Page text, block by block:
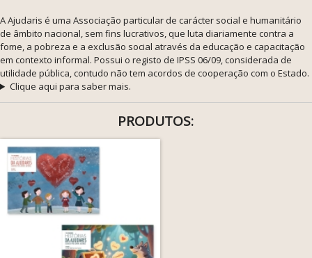
A Ajudaris é uma Associação particular de carácter social e humanitário
de âmbito nacional, sem fins lucrativos, que luta diariamente contra a
fome, a pobreza e a exclusão social através da educação e capacitação
em contexto informal. Possui o registo de IPSS 06/09, considerada de
utilidade pública, contudo não tem acordos de cooperação com o Estado.
Clique aqui para saber mais.
PRODUTOS: